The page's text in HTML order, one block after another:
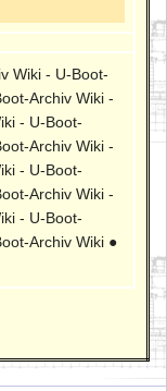
Wiki - U-Boot-
Archiv Wiki -
- U-Boot-
Archiv Wiki -
- U-Boot-
Archiv Wiki -
- U-Boot-
Archiv Wiki ●